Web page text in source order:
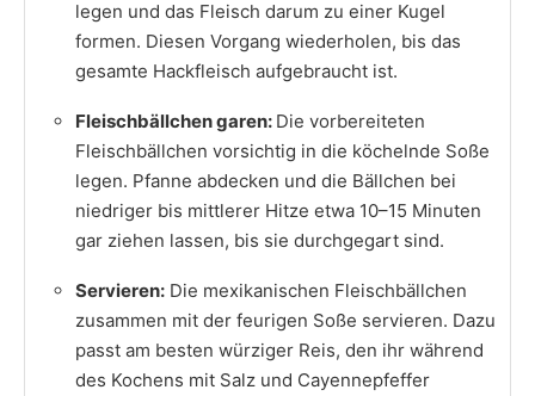
legen und das Fleisch darum zu einer Kugel
formen. Diesen Vorgang wiederholen, bis das
gesamte Hackfleisch aufgebraucht ist.
Fleischbällchen garen: Die vorbereiteten
Fleischbällchen vorsichtig in die köchelnde Soße
legen. Pfanne abdecken und die Bällchen bei
niedriger bis mittlerer Hitze etwa 10–15 Minuten
gar ziehen lassen, bis sie durchgegart sind.
Servieren: Die mexikanischen Fleischbällchen
zusammen mit der feurigen Soße servieren. Dazu
passt am besten würziger Reis, den ihr während
des Kochens mit Salz und Cayennepfeffer